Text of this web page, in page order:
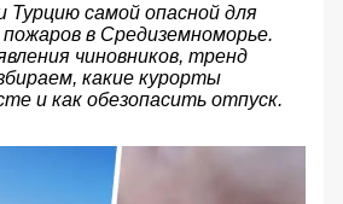
Турцию самой опасной для
в Средиземноморье.
чиновников, тренд
какие курорты
и как обезопасить отпуск.